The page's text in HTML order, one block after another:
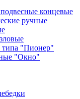
концевые
ручные
типа "Пионер"
"Окно"